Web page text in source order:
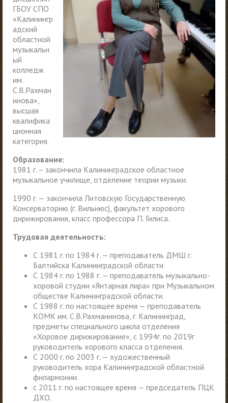
ГБОУ СПО
«Калинингр
адский
областной
музыкальн
ый
колледж
им.
С.В.Рахман
инова»,
высшая
квалифика
ционная
категория.
Образование:
1981 г. – закончила Калининградское областное
музыкальное училище, отделение теории музыки.
1990 г. — закончила Литовскую Государственную
Консерваторию (г. Вильнюс), факультет хорового
дирижирования, класс профессора П. Гилиса.
Трудовая деятельность:
С 1981 г. по 1984 г. — преподаватель ДМШ г.
Балтийска Калининградской области.
С 1984 г. по 1988 г. — преподаватель музыкально-
хоровой студии «Янтарная лира» при Музыкальном
обществе Калининградской области.
С 1988 г. по настоящее время — преподаватель
КОМК им. С.В.Рахманинова, г. Калининград,
предметы специального цикла отделения
«Хоровое дирижирование», с 1994г. по 2019г
руководитель хорового класса отделения.
С 2000 г. по 2003 г. — художественный
руководитель хора Калининградской областной
филармонии.
с 2011 г. по настоящее время — председатель ПЦК
ДХО.